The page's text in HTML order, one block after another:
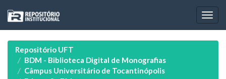
navigation
Repositório UFT
BDM - Biblioteca Digital de Monografias
Câmpus Universitário de Tocantinópolis